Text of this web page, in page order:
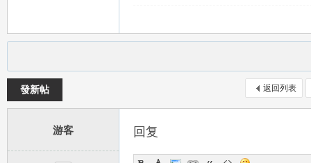
薦
返回列表
發新帖
游客 回复